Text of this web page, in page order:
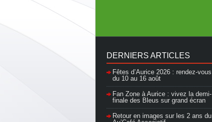
DERNIERS ARTICLES
Fêtes d’Aurice 2026 : rendez-vous
du 10 au 16 août
Fan Zone à Aurice : vivez la demi-
finale des Bleus sur grand écran
Retour en images sur les 2 ans du